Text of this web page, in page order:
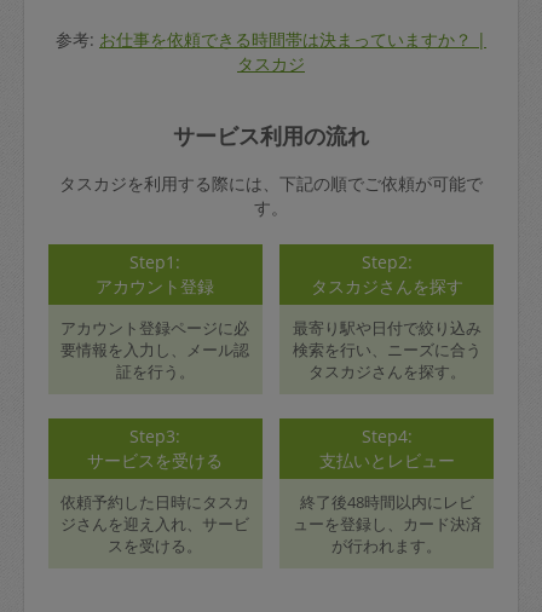
参考: お仕事を依頼できる時間帯は決まっていますか？ |
タスカジ
サービス利用の流れ
タスカジを利用する際には、下記の順でご依頼が可能で
す。
Step1:
アカウント登録
アカウント登録ページに必
要情報を入力し、メール認
証を行う。
Step2:
タスカジさんを探す
最寄り駅や日付で絞り込み
検索を行い、ニーズに合う
タスカジさんを探す。
Step3:
サービスを受ける
依頼予約した日時にタスカ
ジさんを迎え入れ、サービ
スを受ける。
Step4:
支払いとレビュー
終了後48時間以内にレビ
ューを登録し、カード決済
が行われます。